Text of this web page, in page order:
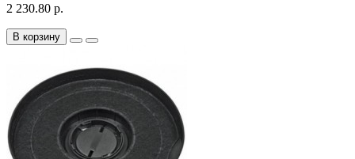
2 230.80 р.
В корзину